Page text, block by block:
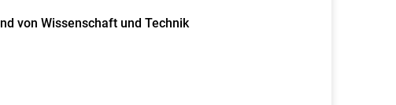
von Wissenschaft und Technik